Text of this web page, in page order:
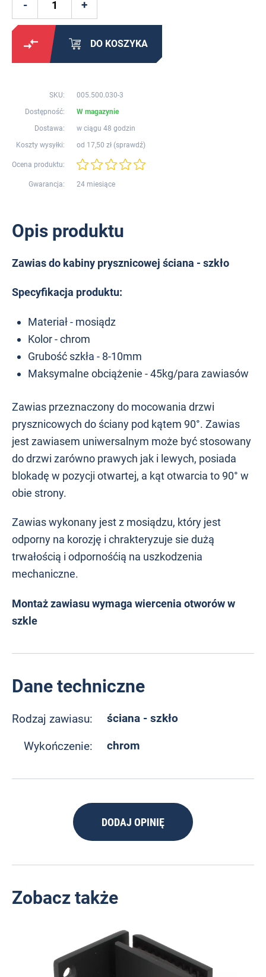
DO KOSZYKA
SKU:
005.500.030-3
Dostępność:
W magazynie
Dostawa:
w ciągu 48 godzin
Koszty wysyłki:
od 17,50 zł (sprawdź)
Ocena produktu:
Gwarancja: 24 miesiące
Opis produktu
Zawias do kabiny prysznicowej ściana - szkło
Specyfikacja produktu:
Materiał - mosiądz
Kolor - chrom
Grubość szkła - 8-10mm
Maksymalne obciążenie - 45kg/para zawiasów
Zawias przeznaczony do mocowania drzwi
prysznicowych do ściany pod kątem 90°. Zawias
jest zawiasem uniwersalnym może być stosowany
do drzwi zarówno prawych jak i lewych, posiada
blokadę w pozycji otwartej, a kąt otwarcia to 90° w
obie strony.
Zawias wykonany jest z mosiądzu, który jest
odporny na korozję i chrakteryzuje sie dużą
trwałością i odpornośćią na uszkodzenia
mechaniczne.
Montaż zawiasu wymaga wiercenia otworów w
szkle
Dane techniczne
Rodzaj zawiasu: ściana - szkło
Wykończenie: chrom
DODAJ OPINIĘ
Zobacz także